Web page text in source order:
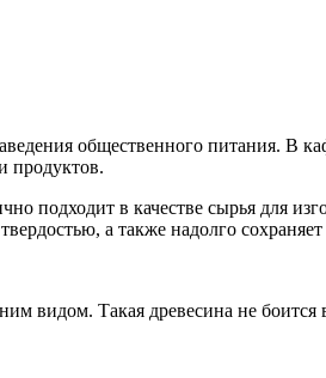
общественного питания. В
продуктов.
подходит в качестве сырья для
а также надолго
видом. Такая древесина не боится